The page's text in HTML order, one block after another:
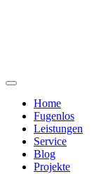
Home
Fugenlos
Leistungen
Service
Blog
Projekte